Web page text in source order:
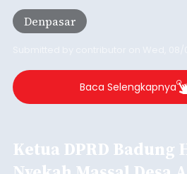
Kondisi ini terutama dialami oleh
segmen Pekerja Bukan Penerima
yang memiliki penghasilan tidak
Denpasar
Baca Selengkapnya
Ketua DPRD Badung